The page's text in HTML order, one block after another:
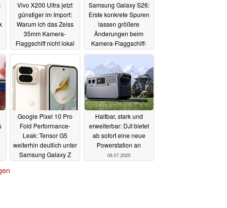
Vivo X200 Ultra jetzt
günstiger im Import:
Warum ich das Zeiss
35mm Kamera-
Flaggschiff nicht lokal
12.07.2025
Samsung Galaxy S26:
Erste konkrete Spuren
lassen größere
Änderungen beim
Kamera-Flaggschiff-
11.07.2025
Google Pixel 10 Pro
Fold Performance-
Leak: Tensor G5
weiterhin deutlich unter
Samsung Galaxy Z
Haltbar, stark und
erweiterbar: DJI bietet
ab sofort eine neue
Powerstation an
09.07.2025